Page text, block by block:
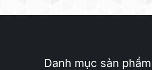
Danh mục sản